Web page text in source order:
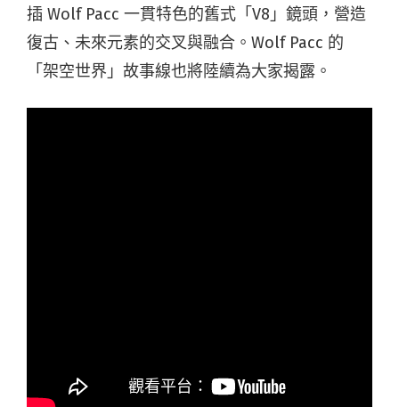
插 Wolf Pacc 一貫特色的舊式「V8」鏡頭，營造
復古、未來元素的交叉與融合。Wolf Pacc 的
「架空世界」故事線也將陸續為大家揭露。